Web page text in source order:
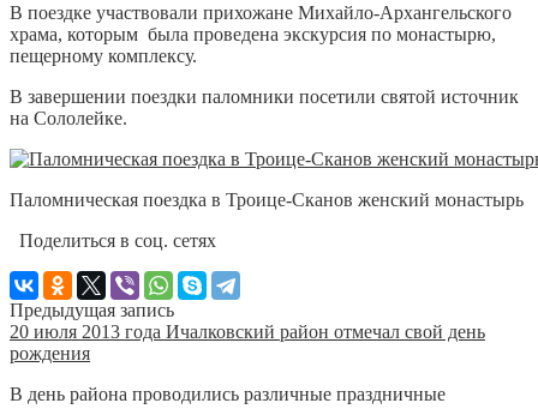
В поездке участвовали прихожане Михайло-Архангельского
храма, которым была проведена экскурсия по монастырю,
пещерному комплексу.
В завершении поездки паломники посетили святой источник
на Сололейке.
Паломническая поездка в Троице-Сканов женский монастырь
Поделиться в соц. сетях
Предыдущая запись
20 июля 2013 года Ичалковский район отмечал свой день
рождения
В день района проводились различные праздничные